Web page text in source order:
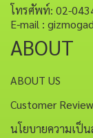
โทรศัพท์: 02-
E-mail :
ABOUT
ABOUT US
Customer
นโยบายความเป็